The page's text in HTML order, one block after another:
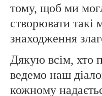
тому, щоб ми
створювати такі
знаходження
Дякую всім, хто
ведемо наш
кожному